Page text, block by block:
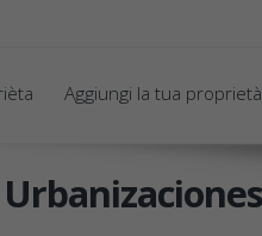
Aggiungi la tua proprietà